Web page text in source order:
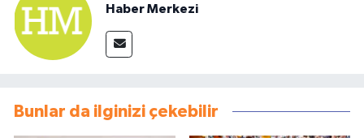
Haber Merkezi
Bunlar da ilginizi çekebilir